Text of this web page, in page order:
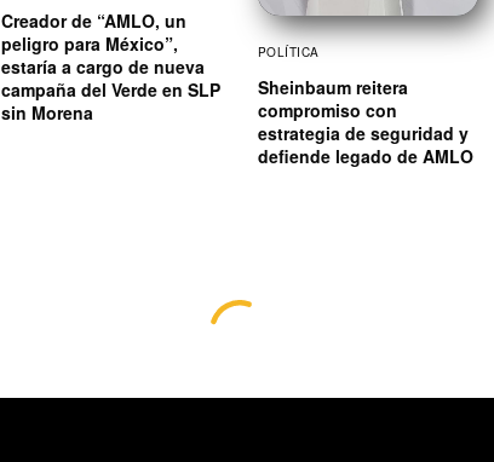
Creador de “AMLO, un
peligro para México”,
estaría a cargo de nueva
campaña del Verde en SLP
sin Morena
POLÍTICA
Sheinbaum reitera
compromiso con
estrategia de seguridad y
defiende legado de AMLO